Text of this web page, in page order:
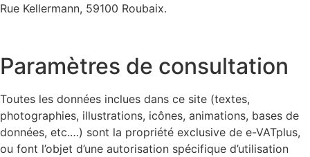
Rue Kellermann, 59100 Roubaix.
Paramètres de consultation
Toutes les données inclues dans ce site (textes,
photographies, illustrations, icônes, animations, bases de
données, etc.…) sont la propriété exclusive de e-VATplus,
ou font l’objet d’une autorisation spécifique d’utilisation